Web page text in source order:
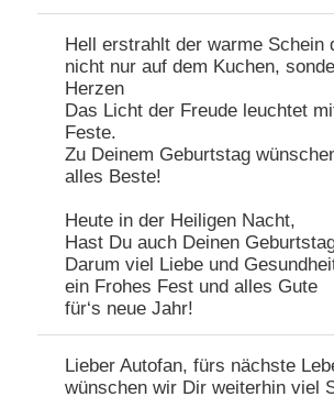
Hell erstrahlt der warme Schein
nicht nur auf dem Kuchen,
Herzen
Das Licht der Freude leuchtet
Feste.
Zu Deinem Geburtstag
alles Beste!
Heute in der Heiligen Nacht,
Hast Du auch Deinen
Darum viel Liebe und
ein Frohes Fest und alles Gute
für‘s neue Jahr!
Lieber Autofan, fürs nächste
wünschen wir Dir weiterhin viel